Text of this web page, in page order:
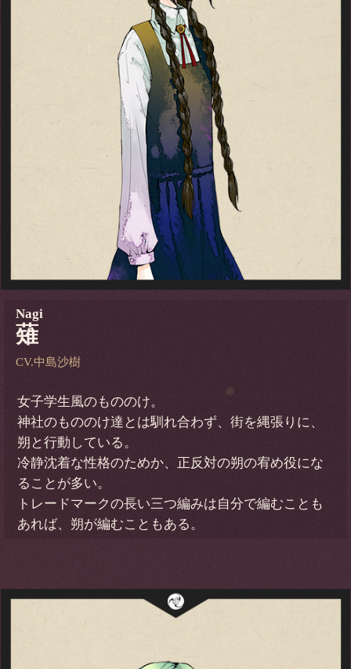
Nagi
薙
CV.中島沙樹
女子学生風のもののけ。
神社のもののけ達とは馴れ合わず、街を縄張りに、
朔と行動している。
冷静沈着な性格のためか、正反対の朔の宥め役にな
ることが多い。
トレードマークの長い三つ編みは自分で編むことも
あれば、朔が編むこともある。